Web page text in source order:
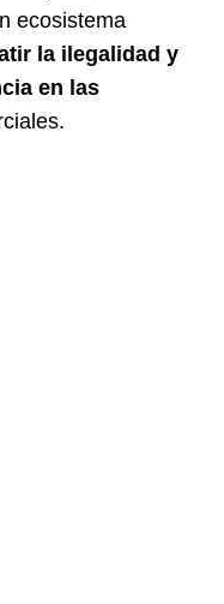
ecosistema
la ilegalidad y
en las